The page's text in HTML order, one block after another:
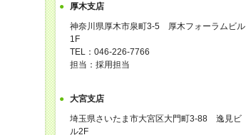
厚木支店
神奈川県厚木市泉町3-5 厚木フォーラムビル
1F
TEL：046-226-7766
担当：採用担当
大宮支店
埼玉県さいたま市大宮区大門町3-88 逸見ビ
ル2F